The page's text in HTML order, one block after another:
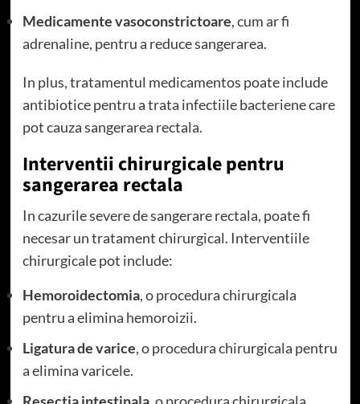
Medicamente vasoconstrictoare, cum ar fi
adrenaline, pentru a reduce sangerarea.
In plus, tratamentul medicamentos poate include
antibiotice pentru a trata infectiile bacteriene care
pot cauza sangerarea rectala.
Interventii chirurgicale pentru
sangerarea rectala
In cazurile severe de sangerare rectala, poate fi
necesar un tratament chirurgical. Interventiile
chirurgicale pot include:
Hemoroidectomia, o procedura chirurgicala
pentru a elimina hemoroizii.
Ligatura de varice, o procedura chirurgicala pentru
a elimina varicele.